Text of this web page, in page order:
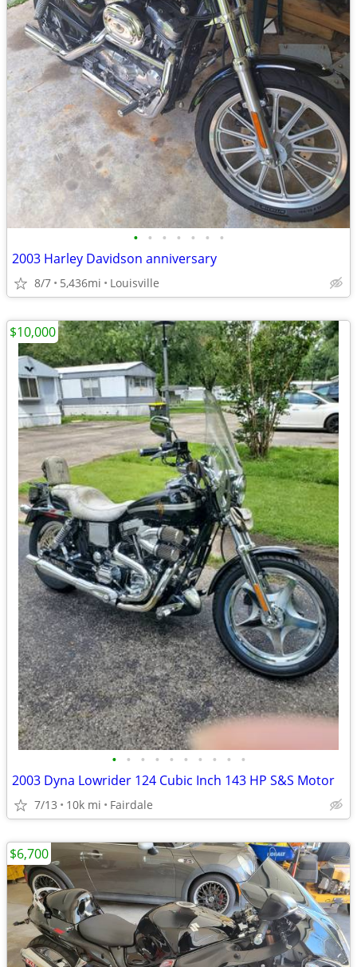
• • • • • • •
2003 Harley Davidson anniversary
8/7 5,436mi Louisville
• • • • • • • • • •
2003 Dyna Lowrider 124 Cubic Inch 143 HP S&S Motor
7/13 10k mi Fairdale
$10,000
$6,700